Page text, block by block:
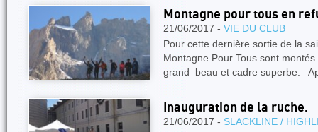
Montagne pour tous en
21/06/2017 - VIE DU CLUB
Pour cette dernière sortie de la
Montagne Pour Tous sont
grand beau et cadre superbe.
Inauguration de la ruche.
21/06/2017 - SLACKLINE /